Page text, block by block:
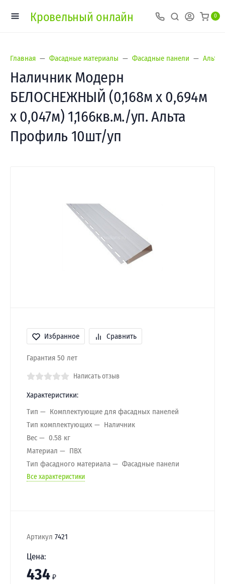
Кровельный онлайн 0
Главная Фасадные материалы Фасадные панели
Наличник Модерн
БЕЛОСНЕЖНЫЙ (0,168м х 0,694м
х 0,047м) 1,166кв.м./уп. Альта
Профиль 10шт/уп
Избранное Сравнить
Гарантия 50 лет
Написать отзыв
Характеристики:
Тип
Комплектующие для фасадных панелей
Тип комплектующих
Наличник
Вес
0.58 кг
Материал
ПВХ
Тип фасадного материала
Фасадные панели
Все характеристики
Артикул 7421
Цена:
434 ₽